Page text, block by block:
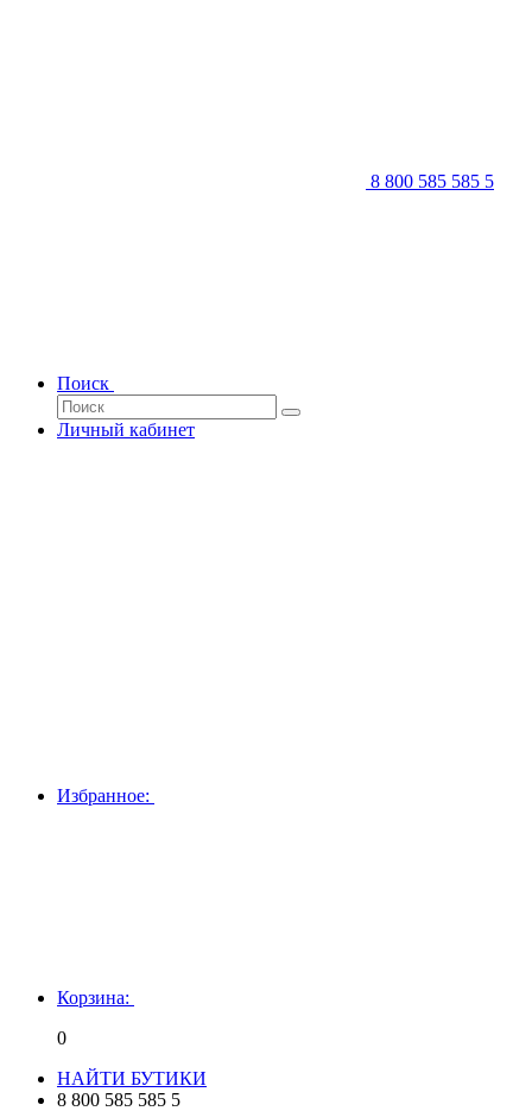
8 800 585 585 5
Поиск
Личный кабинет
Избранное:
Корзина:
0
НАЙТИ БУТИКИ
8 800 585 585 5